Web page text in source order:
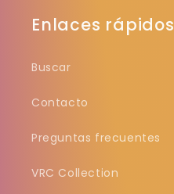
Enlaces rápidos
Buscar
Contacto
Preguntas frecuentes
VRC Collection